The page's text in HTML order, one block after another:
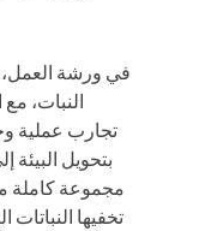
في ورشة
النبات،
تجارب عملية
بتحويل
مجموعة كاملة
تخفيها